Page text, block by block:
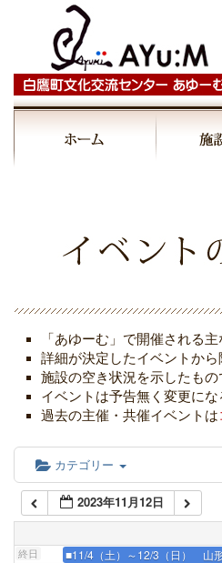
「あゆーむ」で開催される
詳細が決定したイベントから
施設の空き状況を示したもの
イベントは予告無く変更にな
過去の主催・共催イベントは
カテゴリー
2023年11月12日
終日 ■11/4（土）～12/3（日） 山
04:00
06:00
07:00